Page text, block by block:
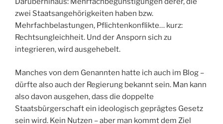
zwei Staatsangehörigkeiten haben bzw.
Mehrfachbelastungen, Pflichtenkonflikte… kurz:
Rechtsungleichheit. Und der Ansporn sich zu
integrieren, wird ausgehebelt.
Manches von dem Genannten hatte ich auch im Blog –
dürfte also auch der Regierung bekannt sein. Man kann
also davon ausgehen, dass die doppelte
Staatsbürgerschaft ein ideologisch geprägtes Gesetz
sein wird. Kein Nutzen – aber man kommt dem Ziel